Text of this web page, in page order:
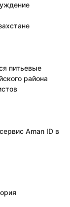
питьевые
района
Aman ID в